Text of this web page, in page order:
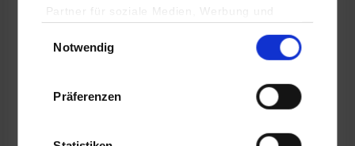
Partner für soziale Medien, Werbung und
YouTube, Google Maps) führen diese
Daten zusammen, die Sie ihnen bereitgestellt
haben oder die sie im Rahmen Ihrer Nutzung
Notwendig
Präferenzen